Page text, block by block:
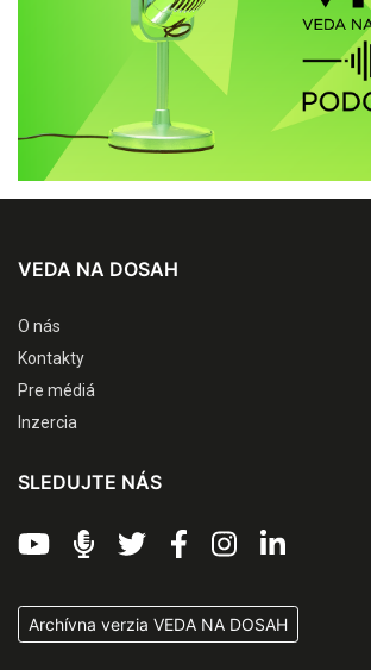
VEDA NA DOSAH
O nás
Kontakty
Pre médiá
Inzercia
SLEDUJTE NÁS
Archívna verzia VEDA NA DOSAH